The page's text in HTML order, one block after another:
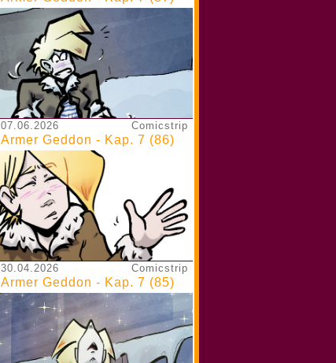
07.06.2026 Comicstrip
Armer Geddon - Kap. 7 (86)
30.04.2026 Comicstrip
Armer Geddon - Kap. 7 (85)